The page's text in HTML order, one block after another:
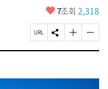
좋
요
7조회 2,318
페
이
R
S
N
유
글
자
크
글
자
작